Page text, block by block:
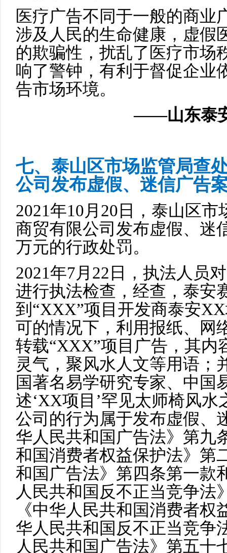
医疗广告不同于一般的商业
涉及人民的生命健康，虚假
的欺骗性，扰乱了医疗市场
响了警钟，有利于督促企业
告市场环境。
——山东泰
七、泰山区市场监管局查
公司发布虚假、迷信广告
2021年10月20日，泰山区
商贸有限公司发布虚假、迷
万元的行政处罚。
2021年7月22日，执法人员
进行执法检查，经查，泰安
到“XXX”项目开发商泰安
可的情况下，利用报纸、网
转载“XXX”项目广告，其内
灵气，聚风水人文等用语；
国著名易学研究专家、中国
述‘XX项目’罕见太师椅风
公司的行为属于发布虚假、
华人民共和国广告法》第九
和国消费者权益保护法》第
和国广告法》第四条第一款
人民共和国反不正当竞争法
《中华人民共和国消费者
华人民共和国反不正当竞争
人民共和国广告法》第五十